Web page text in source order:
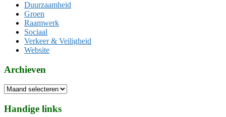
Duurzaamheid
Groen
Raamwerk
Sociaal
Verkeer & Veiligheid
Website
Archieven
Archieven
Handige links